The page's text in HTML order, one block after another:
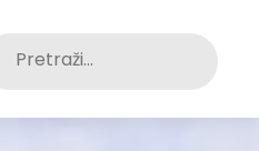
Pretraži: